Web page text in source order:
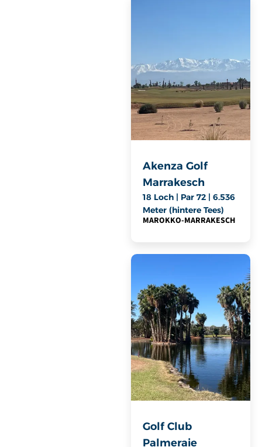
Akenza Golf
Marrakesch
18 Loch | Par 72 | 6.536
Meter (hintere Tees)
MAROKKO-MARRAKESCH
Golf Club
Palmeraie